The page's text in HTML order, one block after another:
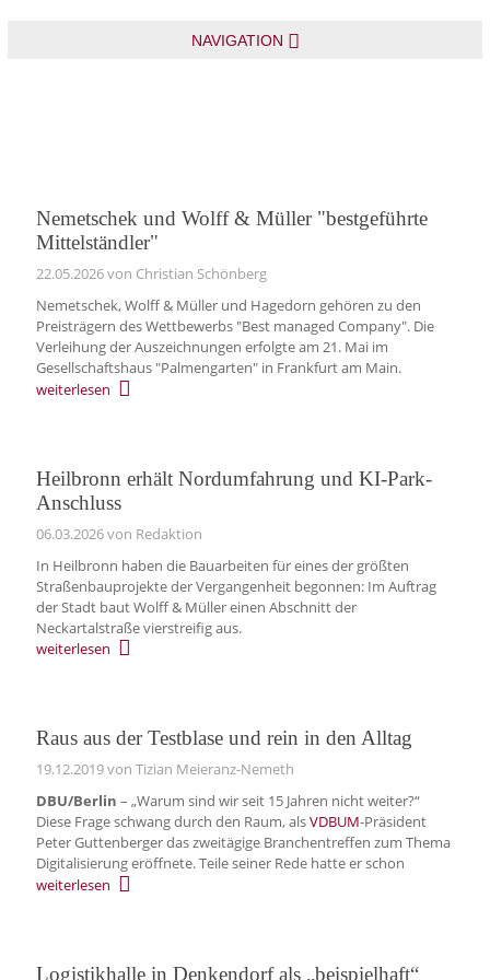
NAVIGATION
Nemetschek und Wolff & Müller "bestgeführte
Mittelständler"
22.05.2026von Christian Schönberg
Nemetschek, Wolff & Müller und Hagedorn gehören zu den
Preisträgern des Wettbewerbs "Best managed Company". Die
Verleihung der Auszeichnungen erfolgte am 21. Mai im
Gesellschaftshaus "Palmengarten" in Frankfurt am Main.
weiterlesen
Heilbronn erhält Nordumfahrung und KI-Park-
Anschluss
06.03.2026von Redaktion
In Heilbronn haben die Bauarbeiten für eines der größten
Straßenbauprojekte der Vergangenheit begonnen: Im Auftrag
der Stadt baut Wolff & Müller einen Abschnitt der
Neckartalstraße vierstreifig aus.
weiterlesen
Raus aus der Testblase und rein in den Alltag
19.12.2019von Tizian Meieranz-Nemeth
DBU/Berlin – „Warum sind wir seit 15 Jahren nicht weiter?“
Diese Frage schwang durch den Raum, alsVDBUM-Präsident
Peter Guttenberger das zweitägige Branchentreffen zum Thema
Digitalisierung eröffnete. Teile seiner Rede hatte er schon
weiterlesen
Logistikhalle in Denkendorf als „beispielhaft“